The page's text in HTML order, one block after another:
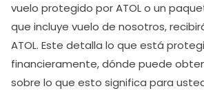
vuelo protegido por ATOL o un
que incluye vuelo de nosotros,
ATOL. Este detalla lo que está
financieramente, dónde puede
sobre lo que esto significa para